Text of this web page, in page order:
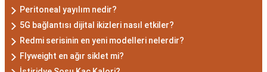
Akrep burcu erkeği, genellikle güçlü bir karaktere
ve derin bir içsel güce sahiptir. Karizmatik ve
etkileyici kişilikleriyle dikkat çekerler. Akrep burcu
erkekleri, duygusal derinlikleri ve tutkulu
Peritoneal yayılım nedir?
5G bağlantısı dijital ikizleri nasıl etkiler?
Redmi serisinin en yeni modelleri nelerdir?
Flyweight en ağır siklet mi?